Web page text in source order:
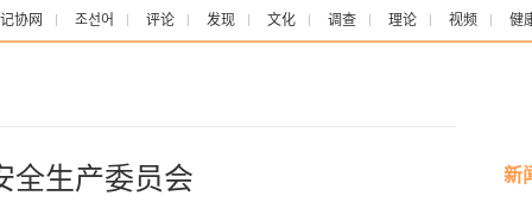
协网 조선어 评论 发现 文化 调查 理论 视频 健
全生产委员会 新